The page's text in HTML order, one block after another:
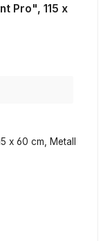
Pro", 115 x